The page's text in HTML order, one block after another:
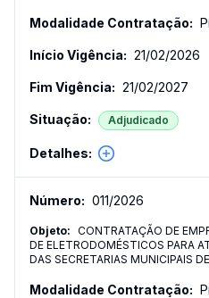
21/02/2026
21/02/2027
Adjudicado
011/2026
CONTRATAÇÃO DE
DE ELETRODOMÉSTICOS PARA
DAS SECRETARIAS MUNICIPAIS